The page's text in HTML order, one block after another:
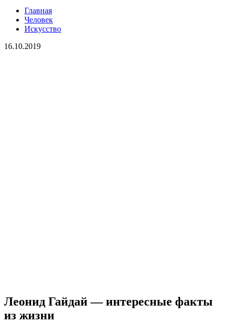
Главная
Человек
Искусство
16.10.2019
Леонид Гайдай — интересные факты
из жизни